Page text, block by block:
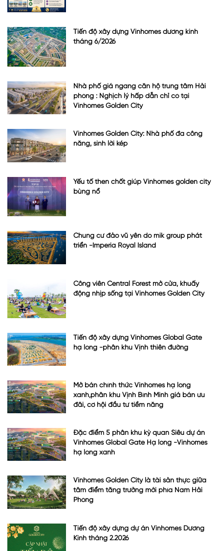
Tiến độ xây dựng Vinhomes dương kinh
tháng 6/2026
Nhà phố giá ngang căn hộ trung tâm Hải
phòng : Nghịch lý hấp dẫn chỉ có tại
Vinhomes Golden City
Vinhomes Golden City: Nhà phố đa công
năng, sinh lời kép
Yếu tố then chốt giúp Vinhomes golden city
bùng nổ
Chung cư đảo vũ yên do mik group phát
triển -Imperia Royal Island
Công viên Central Forest mở cửa, khuấy
động nhịp sống tại Vinhomes Golden City
Tiến độ xây dựng Vinhomes Global Gate
hạ long -phân khu Vịnh thiên đường
Mở bán chính thức Vinhomes hạ long
xanh,phân khu Vịnh Bình Minh giá bán ưu
đãi, cơ hội đầu tư tiềm năng
Đặc điểm 5 phân khu kỳ quan Siêu dự án
Vinhomes Global Gate Hạ long -Vinhomes
hạ long xanh
Vinhomes Golden City là tài sản thực giữa
tâm điểm tăng trưởng mới phía Nam Hải
Phòng
Tiến độ xây dựng dự án Vinhomes Dương
Kinh tháng 2.2026